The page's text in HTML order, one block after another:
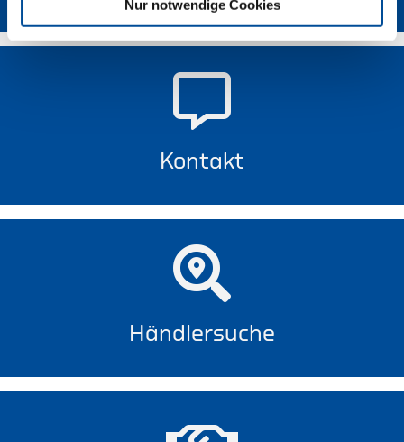
Nur notwendige Cookies
Kontakt
Händlersuche